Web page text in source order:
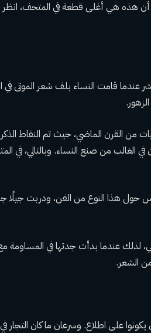
هذه هي أغلى قطعة في المتحف، انظر
عندما قامت النساء بلف شعر الموتى
من القرن الماضي، حيث تم التقاط
في الغالب من صنع النساء. وبالتالي، في
حول هذا النوع من الفن، ودربت جيلًا
لذلك عندما بدأت جدتها في المساومة
الشعر.
على اطلاع. وسرعان ما كان التجار